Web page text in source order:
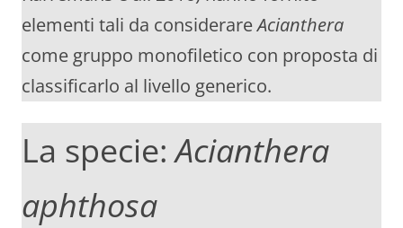
elementi tali da considerareAcianthera
come gruppo monofiletico con proposta di
classificarlo al livello generico.
La specie:Acianthera
aphthosa